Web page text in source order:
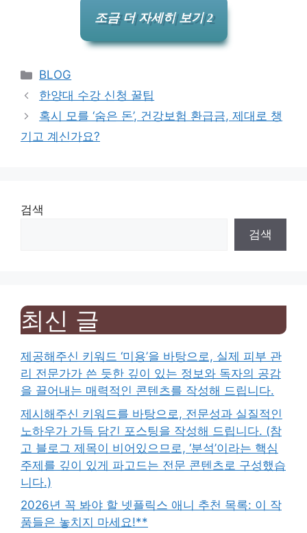
조금 더 자세히 보기 2
Categories
BLOG
한양대 수강 신청 꿀팁
혹시 모를 ‘숨은 돈’, 건강보험 환급금, 제대로 챙
기고 계신가요?
검색
검색
최신 글
제공해주신 키워드 ‘미용’을 바탕으로, 실제 피부 관
리 전문가가 쓴 듯한 깊이 있는 정보와 독자의 공감
을 끌어내는 매력적인 콘텐츠를 작성해 드립니다.
제시해주신 키워드를 바탕으로, 전문성과 실질적인
노하우가 가득 담긴 포스팅을 작성해 드립니다. (참
고 블로그 제목이 비어있으므로, ‘분석’이라는 핵심
주제를 깊이 있게 파고드는 전문 콘텐츠로 구성했습
니다.)
2026년 꼭 봐야 할 넷플릭스 애니 추천 목록: 이 작
품들은 놓치지 마세요!**